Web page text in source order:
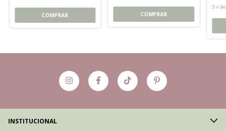
COMPRAR COMPRAR
3 x
INSTITUCIONAL